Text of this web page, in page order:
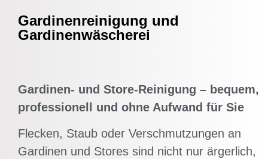
Gardinenreinigung und
Gardinenwäscherei
Gardinen- und Store-Reinigung – bequem,
professionell und ohne Aufwand für Sie
Flecken, Staub oder Verschmutzungen an
Gardinen und Stores sind nicht nur ärgerlich,